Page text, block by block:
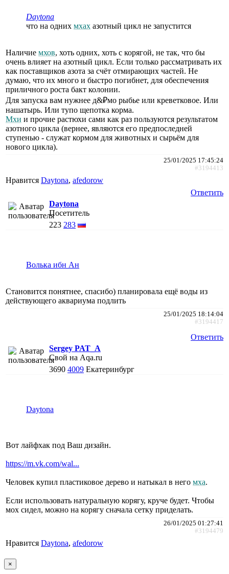
Daytona
что на одних мхах азотный цикл не запустится
Наличие мхов, хоть одних, хоть с корягой, не так, что бы
очень влияет на азотный цикл. Если только рассматривать их
как поставщиков азота за счёт отмирающих частей. Не
думаю, что их много и быстро погибнет, для обеспечения
приличного роста бакт колонии.
Для запуска вам нужнее д&₽мо рыбье или креветковое. Или
нашатырь. Или тупо щепотка корма.
Мхи и прочие растюхи сами как раз пользуются результатом
азотного цикла (вернее, являются его предпоследней
ступенью - служат кормом для животных и сырьём для
нового цикла).
25/01/2025 17:45:24
#3194413
Нравится Daytona, afedorow
Ответить
Daytona
Посетитель
223 283
Волька ибн Ан
Становится понятнее, спасибо) планировала ещё воды из
действующего аквариума подлить
25/01/2025 18:14:04
#3194417
Ответить
Sergey PAT_A
Свой на Aqa.ru
3690 4009 Екатеринбург
Daytona
Вот лайфхак под Ваш дизайн.
https://m.vk.com/wal...
Человек купил пластиковое дерево и натыкал в него мха.
Если использовать натуральную корягу, круче будет. Чтобы
мох сидел, можно на корягу сначала сетку приделать.
26/01/2025 01:27:41
#3194479
Нравится Daytona, afedorow
×